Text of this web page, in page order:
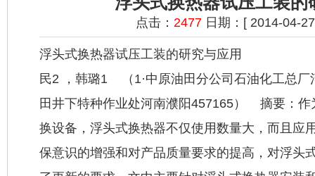
点击： 2477 日期：[ 2014-04-
浮头式换热器试压工装的研究与应用 刘
民2 ，韩璐1 （1·中原油田分公司石油化工总厂
田井下特种作业处河南濮阳457165） 摘要：作
换设备，浮头式换热器不仅使用数量大，而且应
保意识的增强和对产品质量要求的提高，对浮头